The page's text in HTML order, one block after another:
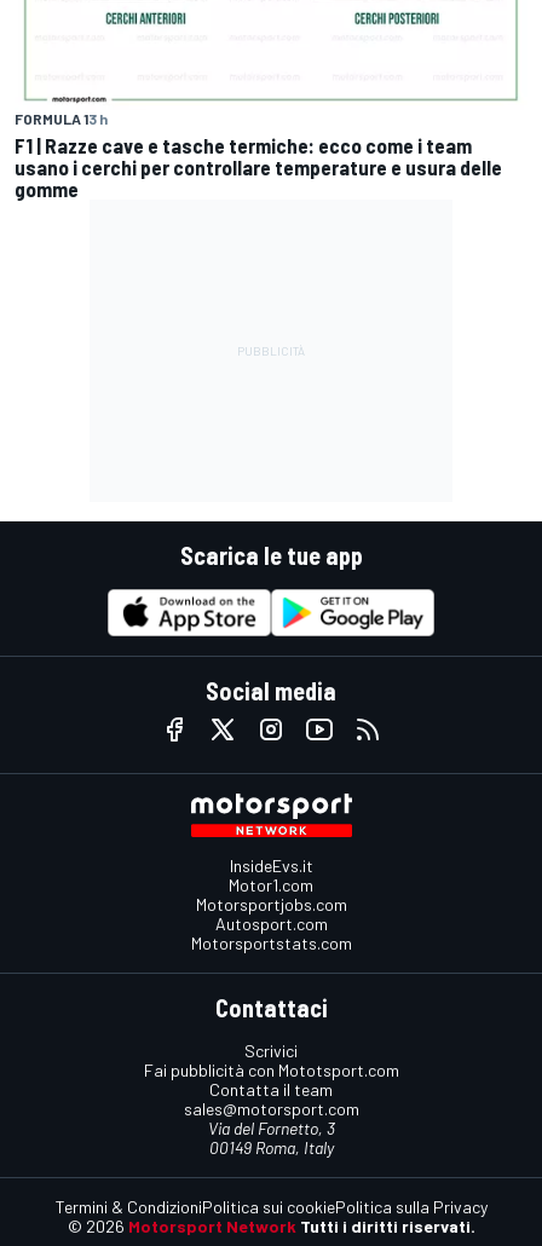
FORMULA 13 h
F1 | Razze cave e tasche termiche: ecco come i team
usano i cerchi per controllare temperature e usura delle
gomme
Scarica le tue app
Social media
InsideEvs.it
Motor1.com
Motorsportjobs.com
Autosport.com
Motorsportstats.com
Contattaci
Scrivici
Fai pubblicità con Mototsport.com
Contatta il team
sales@motorsport.com
Via del Fornetto, 3
00149 Roma, Italy
© 2026 Motorsport Network Tutti i diritti riservati.
Termini & CondizioniPolitica sui cookiePolitica sulla Privacy